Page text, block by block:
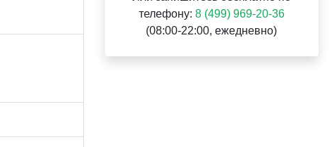
телефону: 8 (499) 969-20-36
(08:00-22:00, ежедневно)